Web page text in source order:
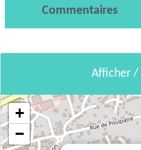
Commentaires
Afficher /
+
−